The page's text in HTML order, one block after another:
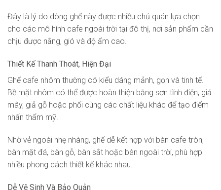
Đây là lý do dòng ghế này được nhiều chủ quán lựa chọn
cho các mô hình cafe ngoài trời tại đô thị, nơi sản phẩm cần
chịu được nắng, gió và độ ẩm cao.
Thiết Kế Thanh Thoát, Hiện Đại
Ghế cafe nhôm thường có kiểu dáng mảnh, gọn và tinh tế.
Bề mặt nhôm có thể được hoàn thiện bằng sơn tĩnh điện, giả
mây, giả gỗ hoặc phối cùng các chất liệu khác để tạo điểm
nhấn thẩm mỹ.
Nhờ vẻ ngoài nhẹ nhàng, ghế dễ kết hợp với bàn cafe tròn,
bàn mặt đá, bàn gỗ, bàn sắt hoặc bàn ngoài trời, phù hợp
nhiều phong cách thiết kế khác nhau.
Dễ Vệ Sinh Và Bảo Quản